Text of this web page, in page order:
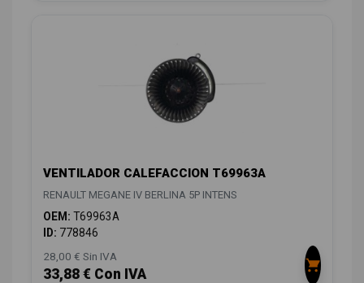
VENTILADOR CALEFACCION T69963A
RENAULT MEGANE IV BERLINA 5P INTENS
OEM: T69963A
ID: 778846
28,00 € Sin IVA
33,88 € Con IVA